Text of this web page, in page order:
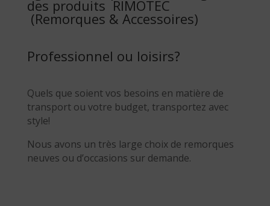
des produitsRIMOTEC
(Remorques & Accessoires)
Professionnel ou loisirs?
Quels que soient vos besoins en matière de
transport ou votre budget, transportez avec
style!
Nous avons un très large choix de remorques
neuves ou d’occasions sur demande.